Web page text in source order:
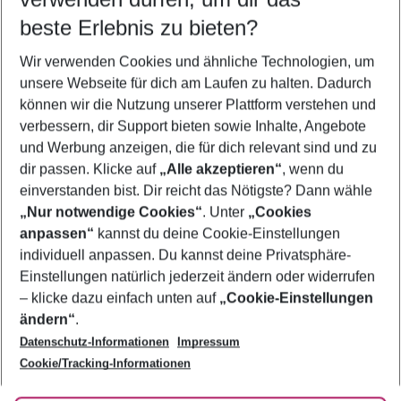
5-8 Nächte
2 Erwachsene Keine Kinder
Mehr Filter anzeigen
Footer
Footer navigation
Über uns
AGB
Bestpreisgarantie
Cookie-Einstellungen ändern
Cookie-Richtlinie
Agenturbetreuung
Barrierefreies Reisen
Folge uns
beste Erlebnis zu bieten?
Wir verwenden Cookies und ähnliche Technologien, um
unsere Webseite für dich am Laufen zu halten. Dadurch
können wir die Nutzung unserer Plattform verstehen und
verbessern, dir Support bieten sowie Inhalte, Angebote
und Werbung anzeigen, die für dich relevant sind und zu
dir passen. Klicke auf „Alle akzeptieren“, wenn du
einverstanden bist. Dir reicht das Nötigste? Dann wähle
„Nur notwendige Cookies“. Unter „Cookies
anpassen“ kannst du deine Cookie-Einstellungen
individuell anpassen. Du kannst deine Privatsphäre-
Einstellungen natürlich jederzeit ändern oder widerrufen
– klicke dazu einfach unten auf „Cookie-Einstellungen
ändern“.
Datenschutz-Informationen
Impressum
Cookie/Tracking-Informationen